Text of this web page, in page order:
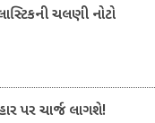
ચલણી નોટો
પર ચાર્જ લાગશે!